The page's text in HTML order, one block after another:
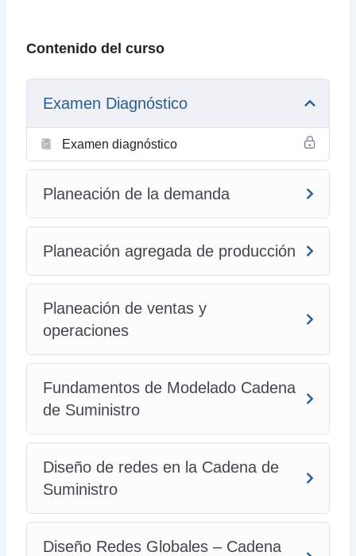
Contenido del curso
Examen Diagnóstico
Examen diagnóstico
Planeación de la demanda
Planeación agregada de producción
Planeación de ventas y
operaciones
Fundamentos de Modelado Cadena
de Suministro
Diseño de redes en la Cadena de
Suministro
Diseño Redes Globales – Cadena